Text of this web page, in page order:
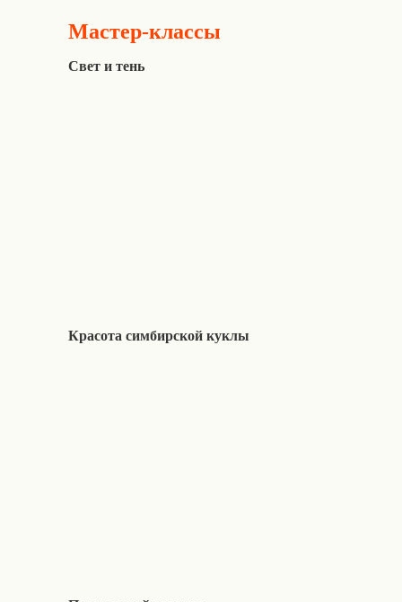
Мастер-классы
Свет и тень
Красота симбирской куклы